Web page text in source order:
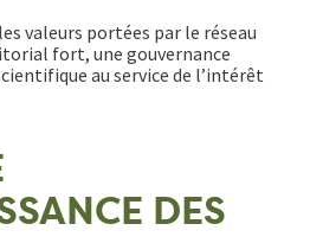
valeurs portées par le réseau
fort, une gouvernance
au service de l’intérêt
DES